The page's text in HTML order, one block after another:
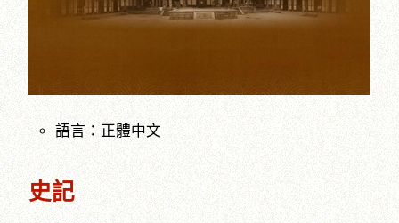
語言：正體中文
史記